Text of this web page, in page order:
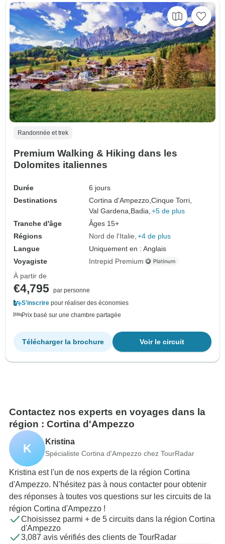
Randonnée et trek
Premium Walking & Hiking dans les
Dolomites italiennes
Durée
6 jours
Destinations
Cortina d'Ampezzo,Cinque Torri,
Val Gardena, Badia, +5 de plus
Tranche d'âge
Âges 15+
Régions
Nord de l'Italie +4 de plus
Langue
Uniquement en : Anglais
Voyagiste
Intrepid Premium
À partir de
€4,795 par personne
S'inscrire pour réaliser des économies
Prix basé sur une chambre partagée
Voir le circuit
Télécharger la brochure
Contactez nos experts en voyages dans la
région : Cortina d'Ampezzo
K Kristina
Spécialiste Cortina d'Ampezzo chez TourRadar
Kristina est l'un de nos experts de la région Cortina
d'Ampezzo. N'hésitez pas à nous contacter pour obtenir
des réponses à toutes vos questions sur les circuits de la
région Cortina d'Ampezzo !
Choisissez parmi + de 5 circuits dans la région Cortina
d'Ampezzo
3,087 avis vérifiés des clients de TourRadar